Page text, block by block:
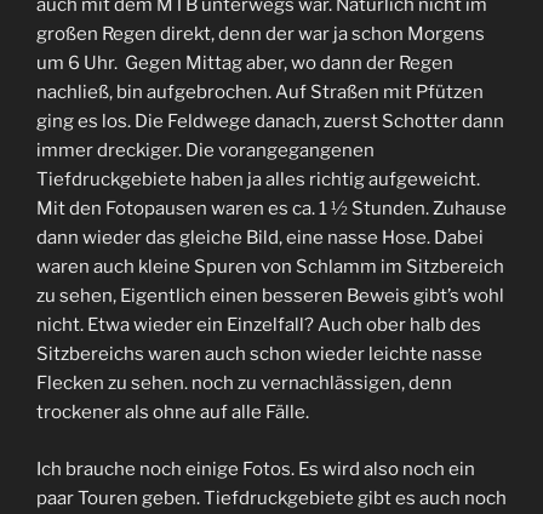
auch mit dem MTB unterwegs war. Natürlich nicht im
großen Regen direkt, denn der war ja schon Morgens
um 6 Uhr. Gegen Mittag aber, wo dann der Regen
nachließ, bin aufgebrochen. Auf Straßen mit Pfützen
ging es los. Die Feldwege danach, zuerst Schotter dann
immer dreckiger. Die vorangegangenen
Tiefdruckgebiete haben ja alles richtig aufgeweicht.
Mit den Fotopausen waren es ca. 1 ½ Stunden. Zuhause
dann wieder das gleiche Bild, eine nasse Hose. Dabei
waren auch kleine Spuren von Schlamm im Sitzbereich
zu sehen, Eigentlich einen besseren Beweis gibt’s wohl
nicht. Etwa wieder ein Einzelfall? Auch ober halb des
Sitzbereichs waren auch schon wieder leichte nasse
Flecken zu sehen. noch zu vernachlässigen, denn
trockener als ohne auf alle Fälle.
Ich brauche noch einige Fotos. Es wird also noch ein
paar Touren geben. Tiefdruckgebiete gibt es auch noch